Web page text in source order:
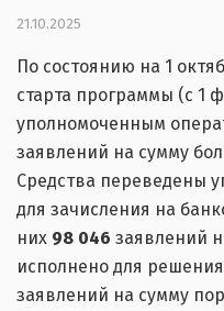
21.10.2025
По состоянию на 1
старта программы (с 1
уполномоченным
заявлений на сумму
Средства переведены
для зачисления на
них 98 046 заявлений
исполнено для
заявлений на сумму